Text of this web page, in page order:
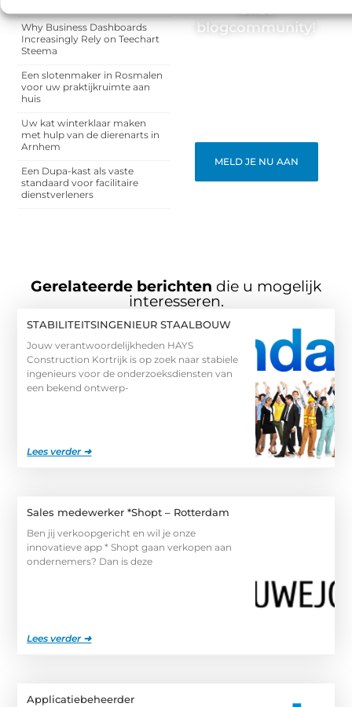
Why Business Dashboards
Increasingly Rely on Teechart
Steema
Een slotenmaker in Rosmalen
voor uw praktijkruimte aan
huis
Uw kat winterklaar maken
met hulp van de dierenarts in
Arnhem
Een Dupa-kast als vaste
standaard voor facilitaire
dienstverleners
onze
blogcommunity!
MELD JE NU AAN
Gerelateerde berichten die u mogelijk
interesseren.
STABILITEITSINGENIEUR STAALBOUW
Jouw verantwoordelijkheden HAYS
Construction Kortrijk is op zoek naar stabiele
ingenieurs voor de onderzoeksdiensten van
een bekend ontwerp-
Lees verder ➜
Sales medewerker *Shopt – Rotterdam
Ben jij verkoopgericht en wil je onze
innovatieve app * Shopt gaan verkopen aan
ondernemers? Dan is deze
Lees verder ➜
Applicatiebeheerder